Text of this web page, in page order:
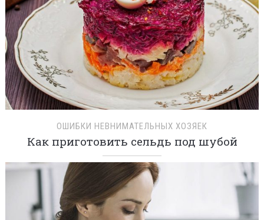
ОШИБКИ НЕВНИМАТЕЛЬНЫХ ХОЗЯЕК
Как приготовить сельдь под шубой